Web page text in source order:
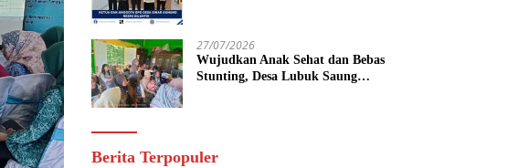
27/07/2026
Wujudkan Anak Sehat dan Bebas
Stunting, Desa Lubuk Saung
Berita Terpopuler